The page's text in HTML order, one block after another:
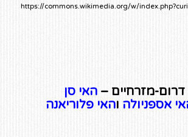
https://commons.wikimedia.org/w/
דרום-מזרחיים – האי סן
אספניולה והאי פלוריאנה